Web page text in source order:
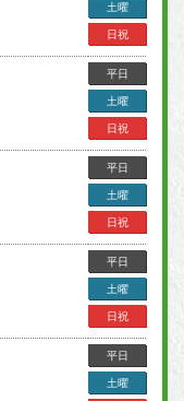
土曜
日祝
平日
土曜
日祝
平日
土曜
日祝
平日
土曜
日祝
平日
土曜